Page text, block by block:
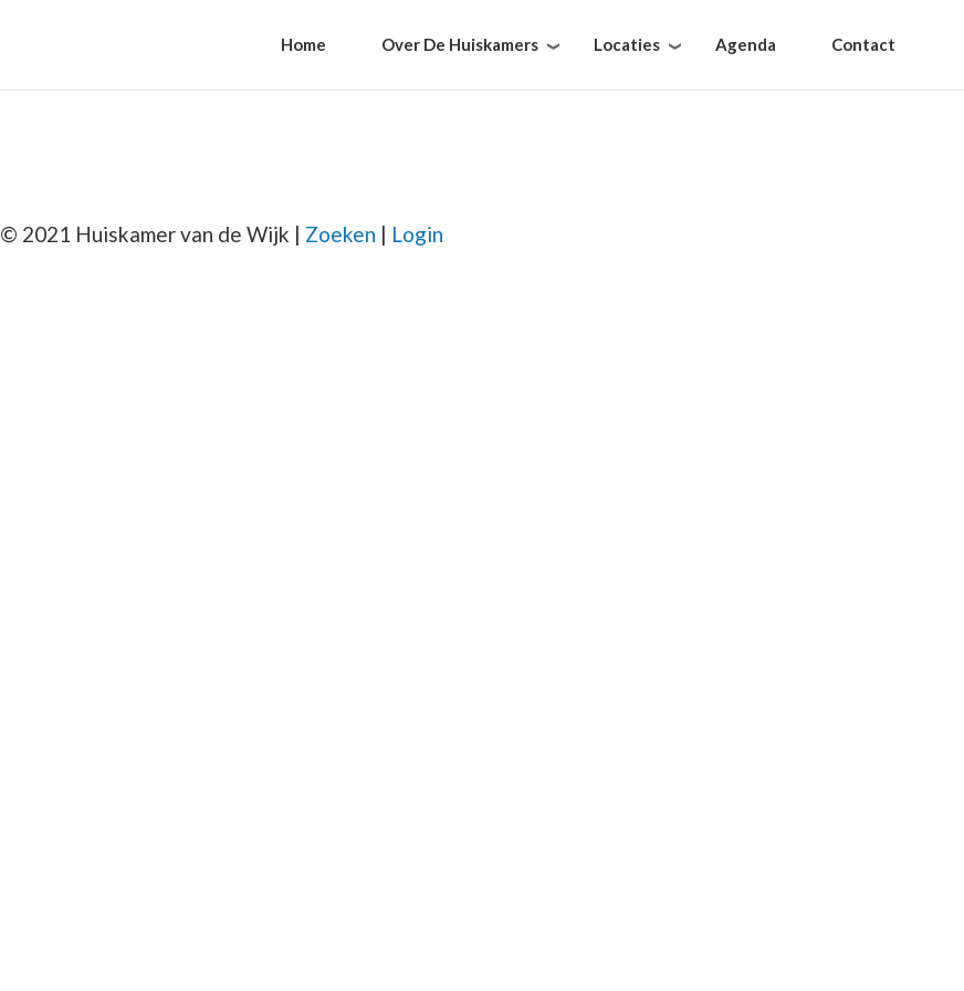
Home Over De Huiskamers Locaties Agenda Contact
© 2021 Huiskamer van de Wijk | Zoeken | Login